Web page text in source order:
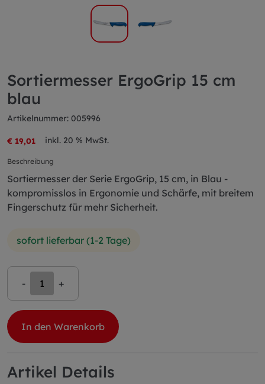
Sortiermesser ErgoGrip 15 cm
blau
Artikelnummer: 005996
€ 19,01 inkl. 20 % MwSt.
Beschreibung
Sortiermesser der Serie ErgoGrip, 15 cm, in Blau -
kompromisslos in Ergonomie und Schärfe, mit breitem
Fingerschutz für mehr Sicherheit.
sofort lieferbar (1-2 Tage)
- +
In den Warenkorb
Artikel Details